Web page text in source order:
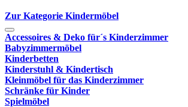
Zur Kategorie Kindermöbel
Accessoires & Deko für´s Kinderzimmer
Babyzimmermöbel
Kinderbetten
Kinderstuhl & Kindertisch
Kleinmöbel für das Kinderzimmer
Schränke für Kinder
Spielmöbel